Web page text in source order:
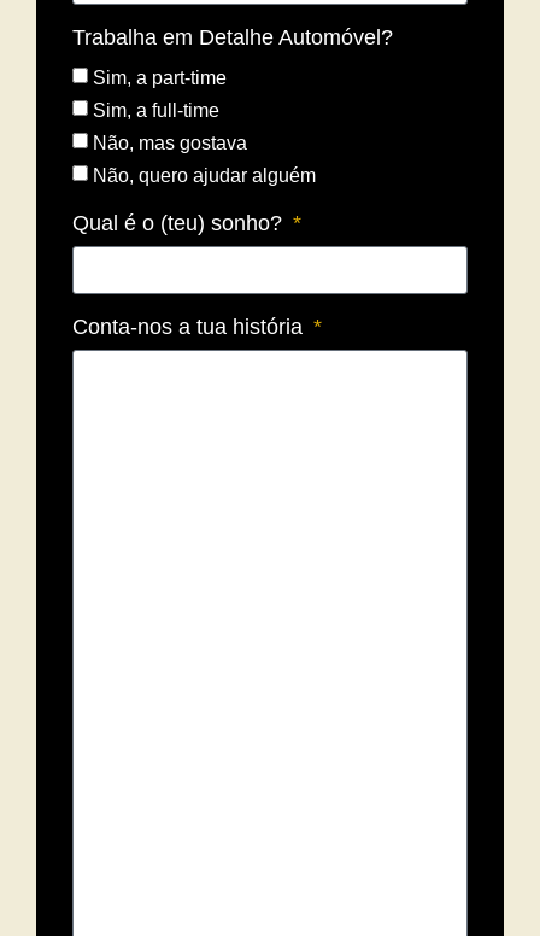
Trabalha em Detalhe Automóvel?
Sim, a part-time
Sim, a full-time
Não, mas gostava
Não, quero ajudar alguém
Qual é o (teu) sonho?
Conta-nos a tua história